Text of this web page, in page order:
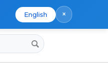
English ×